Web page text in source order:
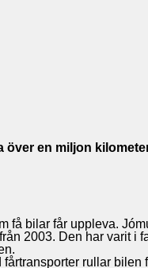
över en miljon
få bilar får uppleva.
2003. Den har varit
rullar